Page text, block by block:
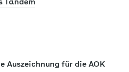
Tandem
Auszeichnung für die AOK